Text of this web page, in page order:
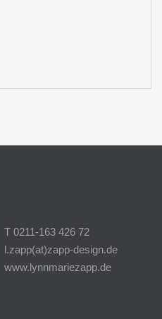
T 0211-163 426 72
l.zapp(at)zapp-design.de
www.lynnmariezapp.de